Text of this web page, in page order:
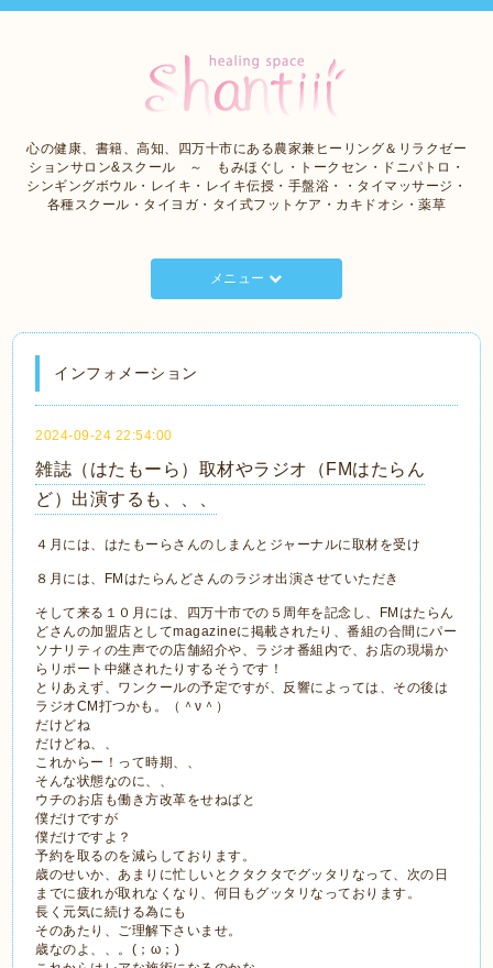
心の健康、書籍、高知、四万十市にある農家兼ヒーリング＆リラクゼー
ションサロン&スクール ～ もみほぐし・トークセン・ドニパトロ・
シンギングボウル・レイキ・レイキ伝授・手盤浴・・タイマッサージ・
各種スクール・タイヨガ・タイ式フットケア・カキドオシ・薬草
メニュー
インフォメーション
2024-09-24 22:54:00
雑誌（はたもーら）取材やラジオ（FMはたらん
ど）出演するも、、、
４月には、はたもーらさんのしまんとジャーナルに取材を受け
８月には、FMはたらんどさんのラジオ出演させていただき
そして来る１０月には、四万十市での５周年を記念し、FMはたらん
どさんの加盟店としてmagazineに掲載されたり、番組の合間にパー
ソナリティの生声での店舗紹介や、ラジオ番組内で、お店の現場か
らリポート中継されたりするそうです！
とりあえず、ワンクールの予定ですが、反響によっては、その後は
ラジオCM打つかも。（＾ν＾）
だけどね
だけどね、、
これからー！って時期、、
そんな状態なのに、、
ウチのお店も働き方改革をせねばと
僕だけですが
僕だけですよ？
予約を取るのを減らしております。
歳のせいか、あまりに忙しいとクタクタでグッタリなって、次の日
までに疲れが取れなくなり、何日もグッタリなっております。
長く元気に続ける為にも
そのあたり、ご理解下さいませ。
歳なのよ、、。(；ω；)